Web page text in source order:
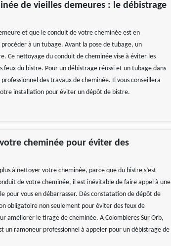
de vieilles demeures : le débistrage
et que le conduit de votre cheminée est en
à un tubage. Avant la pose de tubage, un
Ce nettoyage du conduit de cheminée vise à éviter les
feux du bistre. Pour un débistrage réussi et un tubage dans
des travaux de cheminée. Il vous conseillera
installation pour éviter un dépôt de bistre.
cheminée pour éviter des
à nettoyer votre cheminée, parce que du bistre s’est
de votre cheminée, il est inévitable de faire appel à une
pour vous en débarrasser. Dès constatation de dépôt de
obligatoire non seulement pour éviter des feux de
améliorer le tirage de cheminée. A Colombieres Sur Orb,
un ramoneur professionnel à appeler pour un débistrage de